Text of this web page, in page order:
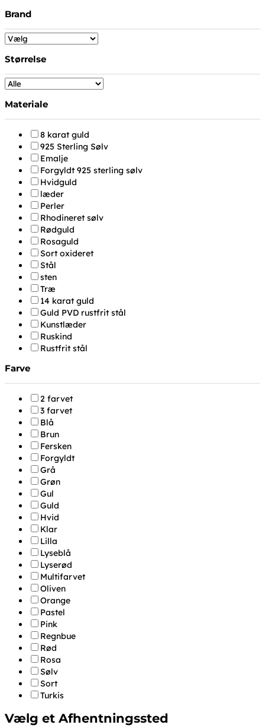
Brand
Størrelse
Materiale
8 karat guld
925 Sterling Sølv
Emalje
Forgyldt 925 sterling sølv
Hvidguld
læder
Perler
Rhodineret sølv
Rødguld
Rosaguld
Sort oxideret
Stål
sten
Træ
14 karat guld
Guld PVD rustfrit stål
Kunstlæder
Ruskind
Rustfrit stål
Farve
2 farvet
3 farvet
Blå
Brun
Fersken
Forgyldt
Grå
Grøn
Gul
Guld
Hvid
Klar
Lilla
Lyseblå
Lyserød
Multifarvet
Oliven
Orange
Pastel
Pink
Regnbue
Rød
Rosa
Sølv
Sort
Turkis
Vælg et Afhentningssted